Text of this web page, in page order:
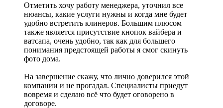
Отметить хочу работу менеджера, уточнил все
нюансы, какие услуги нужны и когда мне будет
удобно встретить клинеров. Большим плюсом
также является присутствие кнопок вайбера и
ватсапа, очень удобно, так как для большего
понимания предстоящей работы я смог скинуть
фото дома.
На завершение скажу, что лично доверился этой
компании и не прогадал. Специалисты приедут
вовремя и сделаю всё что будет оговорено в
договоре.